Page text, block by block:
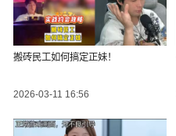
搬砖民工如何搞定正妹！
2026-03-11 16:56